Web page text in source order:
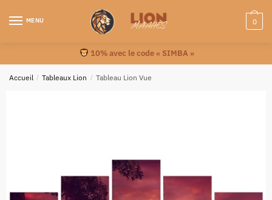
MENU 0
10% avec le code « SIMBA »
Accueil / Tableaux Lion / Tableau Lion Vue